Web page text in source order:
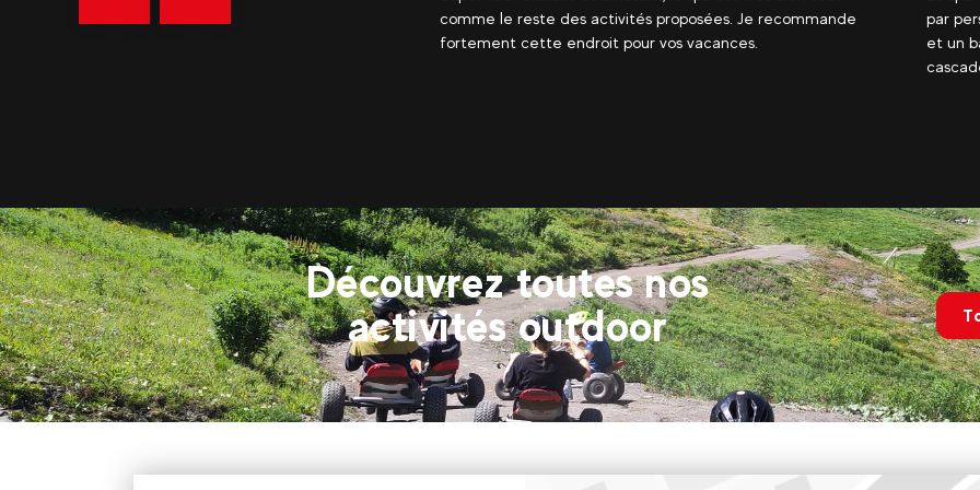
par personne, avec un hammam chauffé par un poêle à bois
et un bain chaud, une douche et un bain froid ainsi qu’une
avons
Découvrez toutes nos
activités outdoor